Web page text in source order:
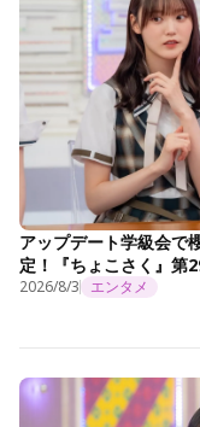
アップデート学級会で
定！『ちょこさく』第
2026/8/3 エンタメ